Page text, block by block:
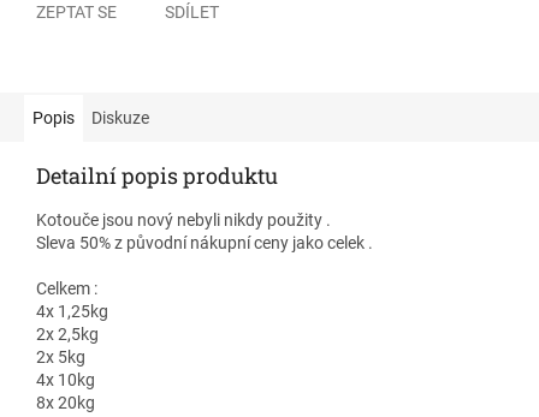
ZEPTAT SE SDÍLET
Popis Diskuze
Detailní popis produktu
Kotouče jsou nový nebyli nikdy použity .
Sleva 50% z původní nákupní ceny jako celek .
Celkem :
4x 1,25kg
2x 2,5kg
2x 5kg
4x 10kg
8x 20kg